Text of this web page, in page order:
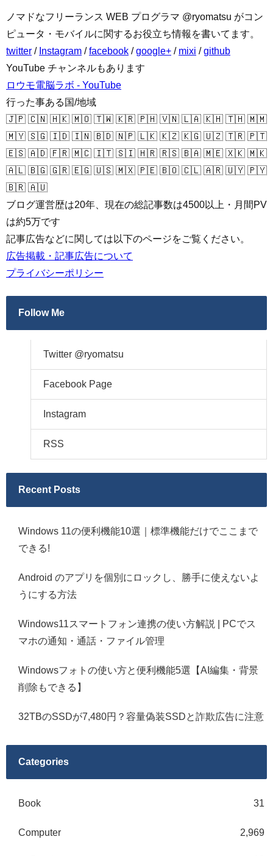
ノマドなフリーランス WEB プログラマ @ryomatsu がコン
ピュータ・モバイルに関するお役立ち情報を書いてます。
twitter / Instagram /facebook /google+ / mixi /github
YouTube チャンネルもあります
ロウモ電脳ラボ - YouTube
行った事ある国/地域
🇯🇵 🇨🇳 🇭🇰 🇲🇴 🇹🇼 🇰🇷 🇵🇭 🇻🇳 🇱🇦 🇰🇭 🇹🇭 🇲🇲
🇲🇾 🇸🇬 🇮🇩 🇮🇳 🇧🇩 🇳🇵 🇱🇰 🇰🇿 🇰🇬 🇺🇿 🇹🇷 🇵🇹
🇪🇸 🇦🇩 🇫🇷 🇲🇨 🇮🇹 🇸🇮 🇭🇷 🇷🇸 🇧🇦 🇲🇪 🇽🇰 🇲🇰
🇦🇱 🇧🇬 🇬🇷 🇪🇬 🇺🇸 🇲🇽 🇵🇪 🇧🇴 🇨🇱 🇦🇷 🇺🇾 🇵🇾
🇧🇷 🇦🇺
ブログ運営歴は20年、現在の総記事数は4500以上・月間PV
は約5万です
記事広告などに関しては以下のページをご覧ください。
広告掲載・記事広告について
プライバシーポリシー
Follow Me
Twitter @ryomatsu
Facebook Page
Instagram
RSS
Recent Posts
Windows 11の便利機能10選｜標準機能だけでここまで
できる!
Android のアプリを個別にロックし、勝手に使えないよ
うにする方法
Windows11スマートフォン連携の使い方解説 | PCでス
マホの通知・通話・ファイル管理
Windowsフォトの使い方と便利機能5選【AI編集・背景
削除もできる】
32TBのSSDが7,480円？容量偽装SSDと詐欺広告に注意
Categories
Book 31
Computer 2,969